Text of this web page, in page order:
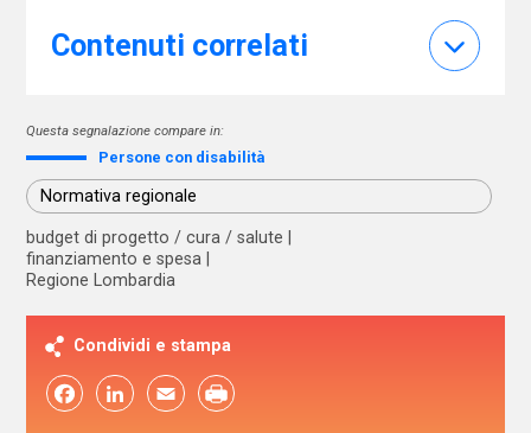
Contenuti correlati
Questa segnalazione compare in:
Persone con disabilità
Normativa regionale
budget di progetto / cura / salute
finanziamento e spesa
Regione Lombardia
Condividi e stampa
FacebookLinkedIn Email